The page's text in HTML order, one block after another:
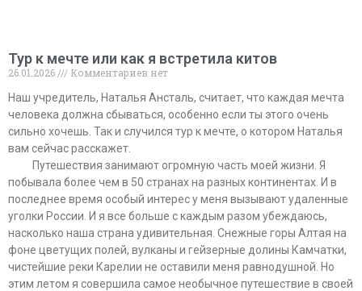
Тур к мечте или как я встретила китов
26.01.2026
Комментариев нет
Наш учредитель, Наталья Ансталь, считает, что каждая мечта
человека должна сбываться, особенно если ты этого очень
сильно хочешь. Так и случился тур к мечте, о котором Наталья
вам сейчас расскажет.
⠀⠀⠀Путешествия занимают огромную часть моей жизни. Я
побывала более чем в 50 странах на разных континентах. И в
последнее время особый интерес у меня вызывают удаленные
уголки России. И я все больше с каждым разом убеждаюсь,
насколько наша страна удивительная. Снежные горы Алтая на
фоне цветущих полей, вулканы и гейзерные долины Камчатки,
чистейшие реки Карелии не оставили меня равнодушной. Но
этим летом я совершила самое необычное путешествие в своей